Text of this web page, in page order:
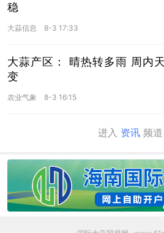
稳
大蒜信息 8-3 17:33
大蒜产区： 晴热转多雨 周内
变
农业气象 8-3 16:15
进入 资讯频道